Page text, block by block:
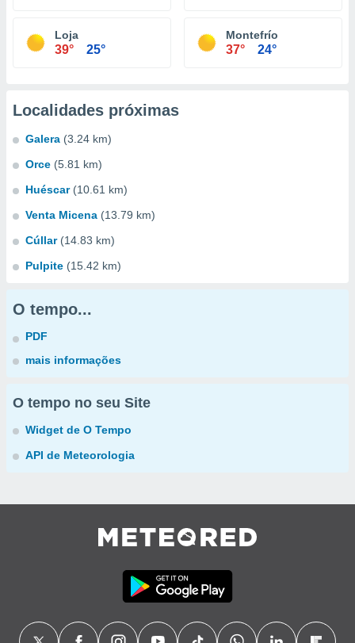
Loja
39° 25°
Montefrío
37° 24°
Localidades próximas
Galera (3.24 km)
Orce (5.81 km)
Huéscar (10.61 km)
Venta Micena (13.79 km)
Cúllar (14.83 km)
Pulpite (15.42 km)
O tempo...
PDF
mais informações
O tempo no seu Site
Widget de O Tempo
API de Meteorologia